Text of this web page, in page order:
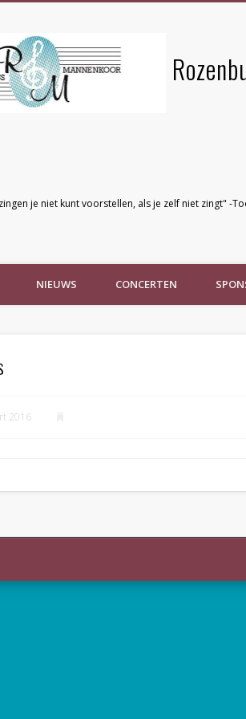
je niet kunt voorstellen, als je zelf niet zingt" -
NIEUWS CONCERTEN
2016